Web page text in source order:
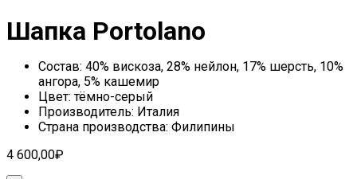
Шапка Portolano
Состав: 40% вискоза, 28% нейлон, 17% шерсть, 10%
ангора, 5% кашемир
Цвет: тёмно-серый
Производитель: Италия
Страна производства: Филипины
4 600,00₽